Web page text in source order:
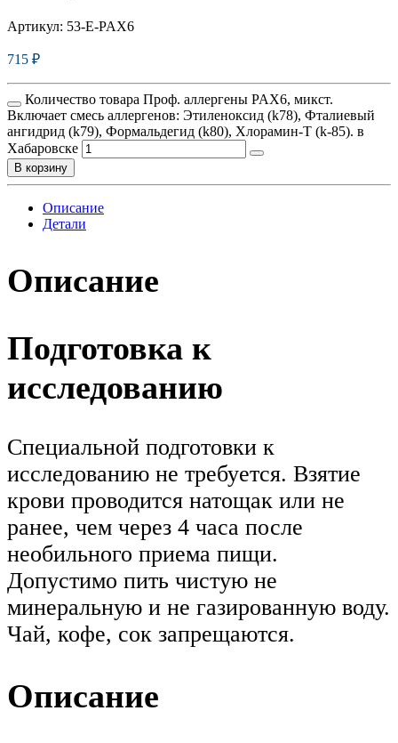
Артикул: 53-E-PAX6
715 ₽
Количество товара Проф. аллергены PAX6, микст.
Включает смесь аллергенов: Этиленоксид (k78), Фталиевый
ангидрид (k79), Формальдегид (k80), Хлорамин-Т (k-85). в
Хабаровске
В корзину
Описание
Детали
Описание
Подготовка к
исследованию
Специальной подготовки к
исследованию не требуется. Взятие
крови проводится натощак или не
ранее, чем через 4 часа после
необильного приема пищи.
Допустимо пить чистую не
минеральную и не газированную воду.
Чай, кофе, сок запрещаются.
Описание